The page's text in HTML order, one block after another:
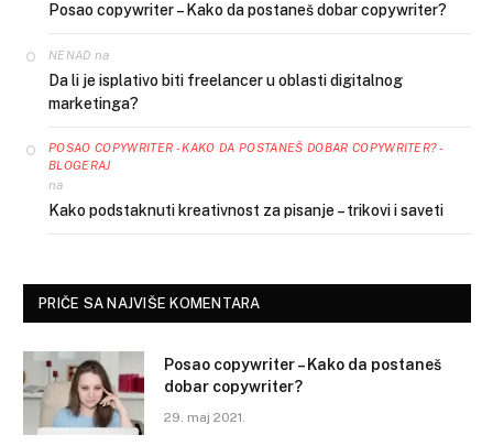
Posao copywriter – Kako da postaneš dobar copywriter?
NENAD na
Da li je isplativo biti freelancer u oblasti digitalnog
marketinga?
POSAO COPYWRITER - KAKO DA POSTANEŠ DOBAR COPYWRITER? -
BLOGERAJ
na
Kako podstaknuti kreativnost za pisanje – trikovi i saveti
PRIČE SA NAJVIŠE KOMENTARA
Posao copywriter – Kako da postaneš
dobar copywriter?
29. maj 2021.